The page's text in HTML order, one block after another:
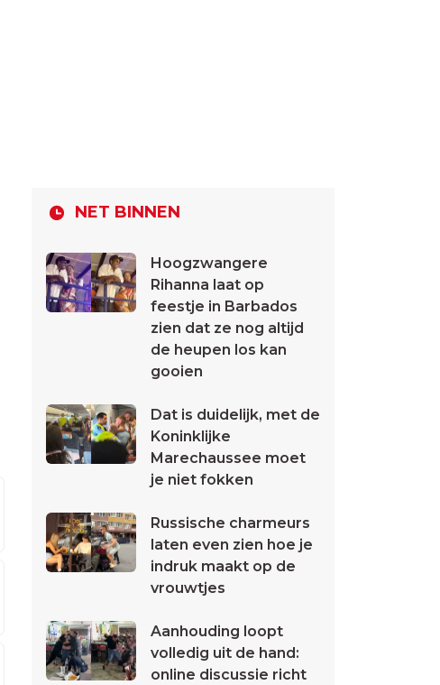
NET BINNEN
Hoogzwangere
Rihanna laat op
feestje in Barbados
zien dat ze nog altijd
de heupen los kan
gooien
Dat is duidelijk, met de
Koninklijke
Marechaussee moet
je niet fokken
Russische charmeurs
laten even zien hoe je
indruk maakt op de
vrouwtjes
Aanhouding loopt
volledig uit de hand:
online discussie richt